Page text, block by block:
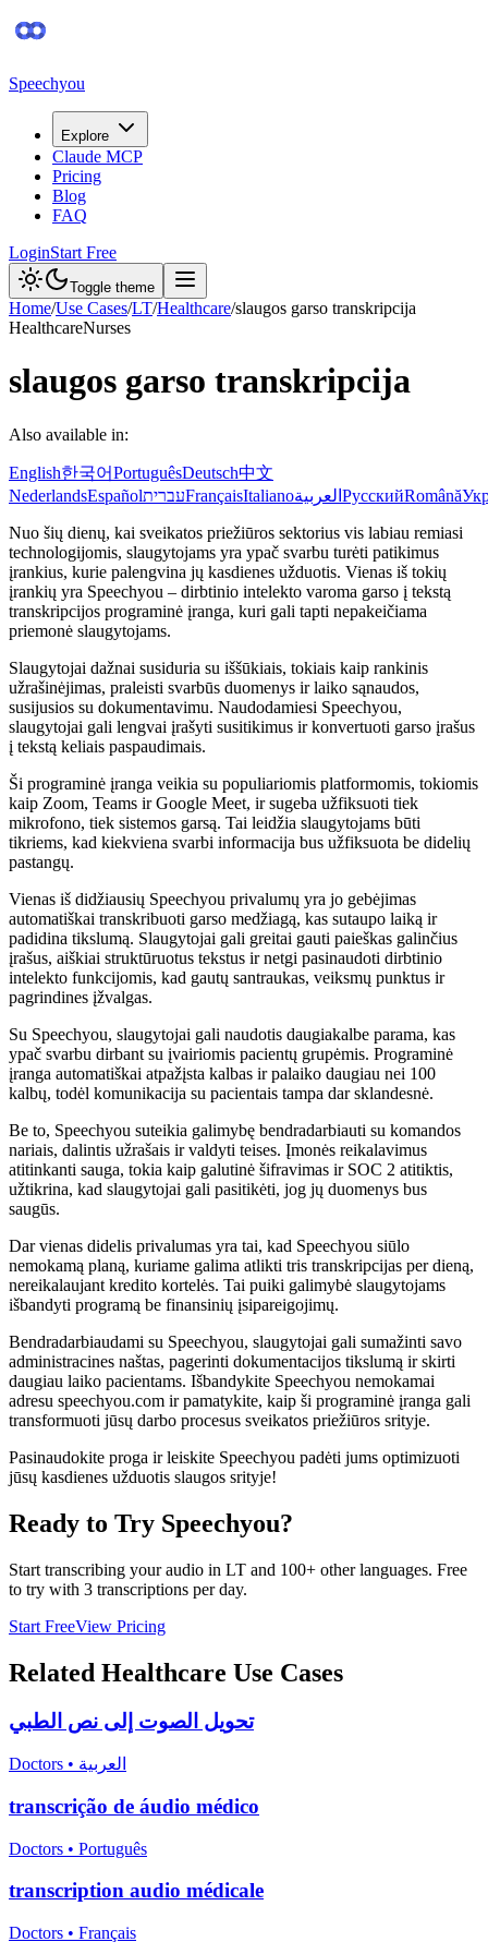
Speechyou
Explore
Claude MCP
Pricing
Blog
FAQ
LoginStart Free
Toggle theme
Home/Use Cases/LT/Healthcare/slaugos garso transkripcija
HealthcareNurses
slaugos garso transkripcija
Also available in:
English한국어PortuguêsDeutsch中文
NederlandsEspañolעבריתFrançaisItalianoالعربية РусскийRomână
Nuo šių dienų, kai sveikatos priežiūros sektorius vis labiau remiasi
technologijomis, slaugytojams yra ypač svarbu turėti patikimus
įrankius, kurie palengvina jų kasdienes užduotis. Vienas iš tokių
įrankių yra Speechyou – dirbtinio intelekto varoma garso į tekstą
transkripcijos programinė įranga, kuri gali tapti nepakeičiama
priemonė slaugytojams.
Slaugytojai dažnai susiduria su iššūkiais, tokiais kaip rankinis
užrašinėjimas, praleisti svarbūs duomenys ir laiko sąnaudos,
susijusios su dokumentavimu. Naudodamiesi Speechyou,
slaugytojai gali lengvai įrašyti susitikimus ir konvertuoti garso įrašus
į tekstą keliais paspaudimais.
Ši programinė įranga veikia su populiariomis platformomis, tokiomis
kaip Zoom, Teams ir Google Meet, ir sugeba užfiksuoti tiek
mikrofono, tiek sistemos garsą. Tai leidžia slaugytojams būti
tikriems, kad kiekviena svarbi informacija bus užfiksuota be didelių
pastangų.
Vienas iš didžiausių Speechyou privalumų yra jo gebėjimas
automatiškai transkribuoti garso medžiagą, kas sutaupo laiką ir
padidina tikslumą. Slaugytojai gali greitai gauti paieškas galinčius
įrašus, aiškiai struktūruotus tekstus ir netgi pasinaudoti dirbtinio
intelekto funkcijomis, kad gautų santraukas, veiksmų punktus ir
pagrindines įžvalgas.
Su Speechyou, slaugytojai gali naudotis daugiakalbe parama, kas
ypač svarbu dirbant su įvairiomis pacientų grupėmis. Programinė
įranga automatiškai atpažįsta kalbas ir palaiko daugiau nei 100
kalbų, todėl komunikacija su pacientais tampa dar sklandesnė.
Be to, Speechyou suteikia galimybę bendradarbiauti su komandos
nariais, dalintis užrašais ir valdyti teises. Įmonės reikalavimus
atitinkanti sauga, tokia kaip galutinė šifravimas ir SOC 2 atitiktis,
užtikrina, kad slaugytojai gali pasitikėti, jog jų duomenys bus
saugūs.
Dar vienas didelis privalumas yra tai, kad Speechyou siūlo
nemokamą planą, kuriame galima atlikti tris transkripcijas per dieną,
nereikalaujant kredito kortelės. Tai puiki galimybė slaugytojams
išbandyti programą be finansinių įsipareigojimų.
Bendradarbiaudami su Speechyou, slaugytojai gali sumažinti savo
administracines naštas, pagerinti dokumentacijos tikslumą ir skirti
daugiau laiko pacientams. Išbandykite Speechyou nemokamai
adresu speechyou.com ir pamatykite, kaip ši programinė įranga gali
transformuoti jūsų darbo procesus sveikatos priežiūros srityje.
Pasinaudokite proga ir leiskite Speechyou padėti jums optimizuoti
jūsų kasdienes užduotis slaugos srityje!
Ready to Try Speechyou?
Start transcribing your audio in LT and 100+ other languages. Free
to try with 3 transcriptions per day.
Start FreeView Pricing
Related Healthcare Use Cases
تحويل الصوت إلى نص الطبي
Doctors • العربية
transcrição de áudio médico
Doctors • Português
transcription audio médicale
Doctors • Français